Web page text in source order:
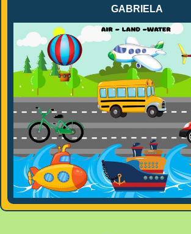
GABRIELA